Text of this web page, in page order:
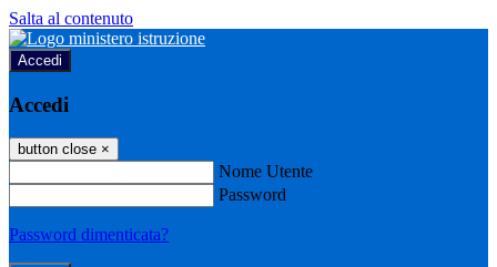
Salta al contenuto
Accedi
Accedi
button close ×
Nome Utente
Password
Password dimenticata?